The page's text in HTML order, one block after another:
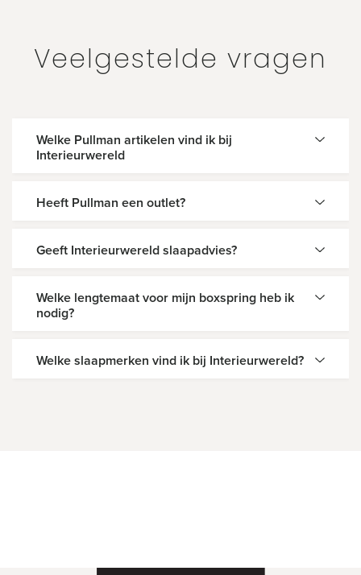
Veelgestelde vragen
Welke Pullman artikelen vind ik bij
Interieurwereld
Heeft Pullman een outlet?
Geeft Interieurwereld slaapadvies?
Welke lengtemaat voor mijn boxspring heb ik
nodig?
Welke slaapmerken vind ik bij Interieurwereld?